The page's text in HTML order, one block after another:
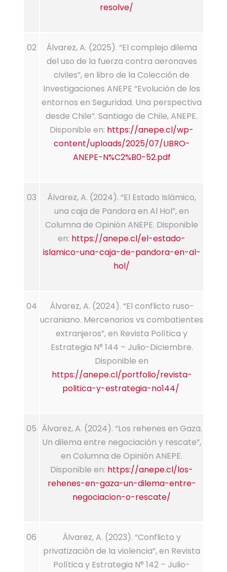
resolve/
02
Álvarez, A. (2025). “El complejo dilema
del uso de la fuerza contra aeronaves
civiles”, en libro de la Colección de
Investigaciones ANEPE “Evolución de los
entornos en Seguridad. Una perspectiva
desde Chile”. Santiago de Chile, ANEPE.
Disponible en: https://anepe.cl/wp-
content/uploads/2025/07/LIBRO-
ANEPE-N%C2%B0-52.pdf
03
Álvarez, A. (2024). “El Estado Islámico,
una caja de Pandora en Al Hol”, en
Columna de Opinión ANEPE. Disponible
en: https://anepe.cl/el-estado-
islamico-una-caja-de-pandora-en-al-
hol/
04
Álvarez, A. (2024). “El conflicto ruso-
ucraniano. Mercenarios vs combatientes
extranjeros”, en Revista Política y
Estrategia N° 144 – Julio-Diciembre.
Disponible en
https://anepe.cl/portfolio/revista-
politica-y-estrategia-no144/
05 Álvarez, A. (2024). “Los rehenes en Gaza.
Un dilema entre negociación y rescate”,
en Columna de Opinión ANEPE.
Disponible en: https://anepe.cl/los-
rehenes-en-gaza-un-dilema-entre-
negociacion-o-rescate/
06
Álvarez, A. (2023). “Conflicto y
privatización de la violencia”, en Revista
Política y Estrategia N° 142 – Julio-